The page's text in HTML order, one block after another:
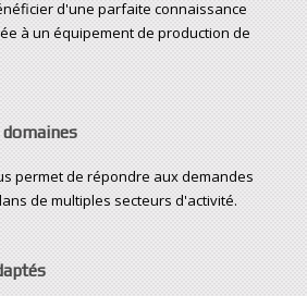
d'une parfaite connaissance
à un équipement de production de
permet de répondre aux demandes
de multiples secteurs d'activité.